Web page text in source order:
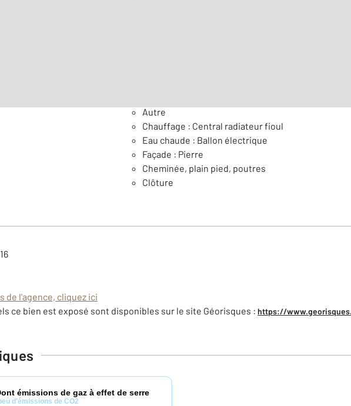
Autre
Chauffage : Central radiateur fioul
Eau chaude : Ballon électrique
Façade : Pierre
Cheminée, plain pied, poutres
Clôture
de l'agence, cliquez ici
ce bien est exposé sont disponibles sur le site Géorisques : https://
émissions de gaz à effet de serre
d'émissions de CO2